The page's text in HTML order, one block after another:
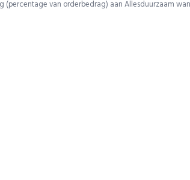
van orderbedrag) aan Allesduurzaam